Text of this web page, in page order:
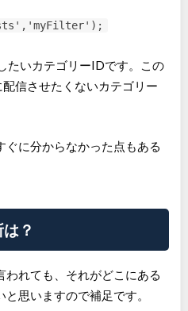
たいカテゴリーIDです。この
信させたくないカテゴリー
ぐに分からなかった点もある
？
れても、それがどこにある
思いますので補足です。